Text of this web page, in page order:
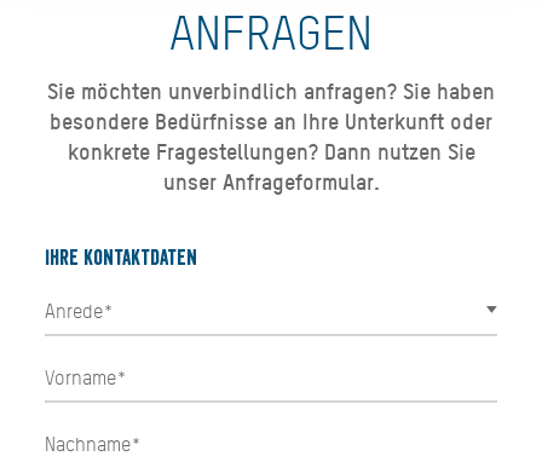
ANFRAGEN
Sie möchten unverbindlich anfragen? Sie haben
besondere Bedürfnisse an Ihre Unterkunft oder
konkrete Fragestellungen? Dann nutzen Sie
unser Anfrageformular.
Ihre Kontaktdaten